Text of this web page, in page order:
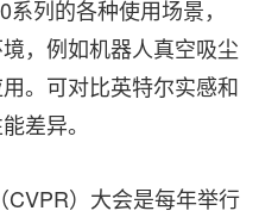
列的各种使用场景，
，例如机器人真空吸尘
。可对比英特尔实感和
差异。
）大会是每年举行